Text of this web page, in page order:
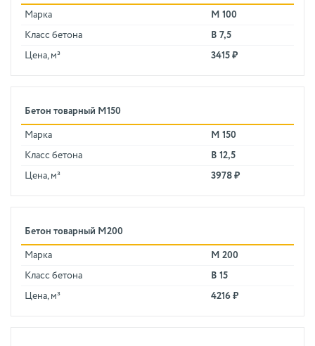
Марка М 100
Класс бетона В 7,5
Цена, м³ 3415 ₽
Бетон товарный М150
Марка М 150
Класс бетона В 12,5
Цена, м³ 3978 ₽
Бетон товарный М200
Марка М 200
Класс бетона В 15
Цена, м³ 4216 ₽